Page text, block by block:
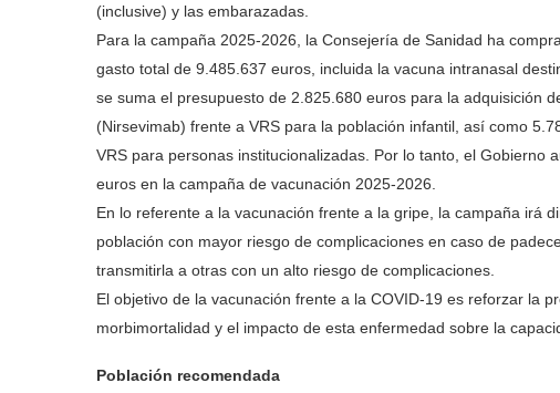
(inclusive) y las embarazadas.
Para la campaña 2025-2026, la Consejería de Sanidad ha
gasto total de 9.485.637 euros, incluida la vacuna intranasal
se suma el presupuesto de 2.825.680 euros para la adquisición
(Nirsevimab) frente a VRS para la población infantil, así como
VRS para personas institucionalizadas. Por lo tanto, el Gobierno
euros en la campaña de vacunación 2025-2026.
En lo referente a la vacunación frente a la gripe, la campaña irá
población con mayor riesgo de complicaciones en caso de
transmitirla a otras con un alto riesgo de complicaciones.
El objetivo de la vacunación frente a la COVID-19 es reforzar la
morbimortalidad y el impacto de esta enfermedad sobre la
Población recomendada